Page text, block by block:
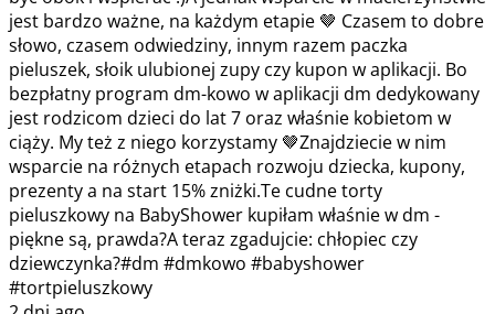
jest bardzo ważne, na każdym etapie 🤎 Czasem to dobre
słowo, czasem odwiedziny, innym razem paczka
pieluszek, słoik ulubionej zupy czy kupon w aplikacji. Bo
bezpłatny program dm-kowo w aplikacji dm dedykowany
jest rodzicom dzieci do lat 7 oraz właśnie kobietom w
ciąży. My też z niego korzystamy 🤎Znajdziecie w nim
wsparcie na różnych etapach rozwoju dziecka, kupony,
prezenty a na start 15% zniżki.Te cudne torty
pieluszkowy na BabyShower kupiłam właśnie w dm -
piękne są, prawda?A teraz zgadujcie: chłopiec czy
dziewczynka?#dm #dmkowo #babyshower
#tortpieluszkowy